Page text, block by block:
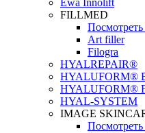
Ewa Innolift
FILLMED
Art filler
Filogra
НYALREPAIR®
HYALUFORM®
HYALUFORM®
HYAL-SYSTEM
IMAGE